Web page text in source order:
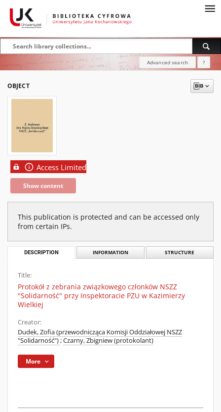
Advanced search ?
OBJECT
Access Limited
Show content
This publication is protected and can be accessed only
from certain IPs.
DESCRIPTION INFORMATION STRUCTURE
Title:
Protokół z zebrania związkowego członków NSZZ
"Solidarność" przy Inspektoracie PZU w Kazimierzy
Wielkiej
Creator:
Dudek, Zofia (przewodnicząca Komisji Oddziałowej NSZZ
"Solidarność");Czarny, Zbigniew (protokolant)
More